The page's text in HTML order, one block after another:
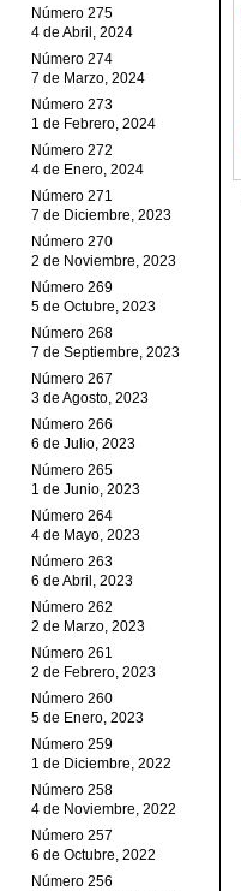
Número 275
4 de Abril, 2024
Número 274
7 de Marzo, 2024
Número 273
1 de Febrero, 2024
Número 272
4 de Enero, 2024
Número 271
7 de Diciembre, 2023
Número 270
2 de Noviembre, 2023
Número 269
5 de Octubre, 2023
Número 268
7 de Septiembre, 2023
Número 267
3 de Agosto, 2023
Número 266
6 de Julio, 2023
Número 265
1 de Junio, 2023
Número 264
4 de Mayo, 2023
Número 263
6 de Abril, 2023
Número 262
2 de Marzo, 2023
Número 261
2 de Febrero, 2023
Número 260
5 de Enero, 2023
Número 259
1 de Diciembre, 2022
Número 258
4 de Noviembre, 2022
Número 257
6 de Octubre, 2022
Número 256